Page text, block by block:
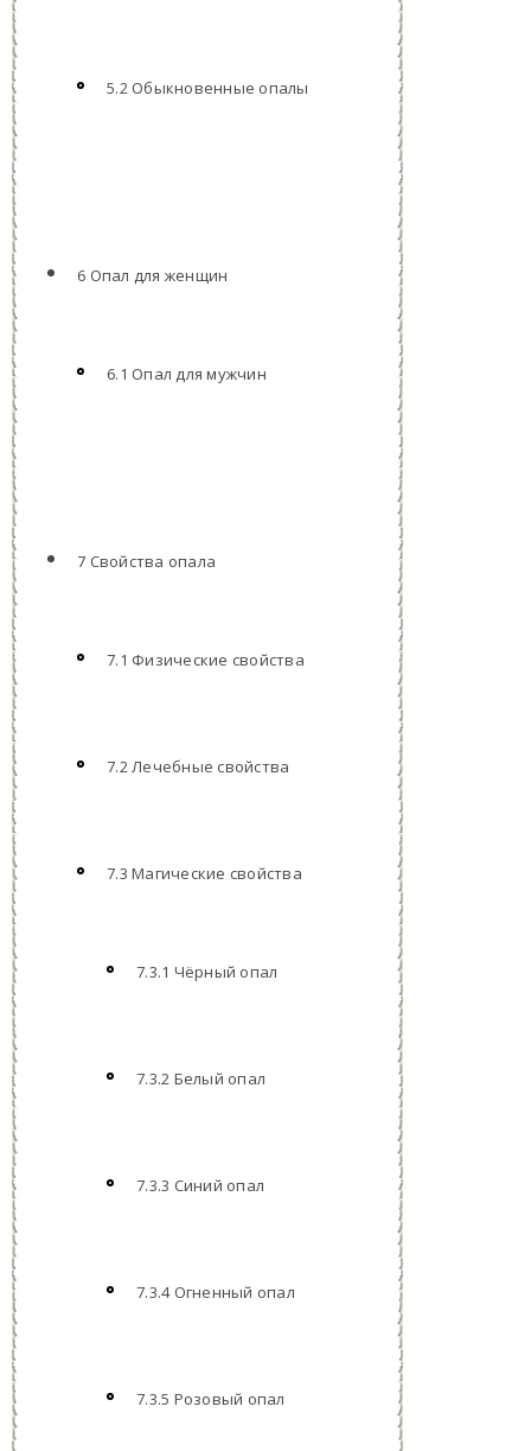
5.2 Обыкновенные опалы
6 Опал для женщин
6.1 Опал для мужчин
7 Свойства опала
7.1 Физические свойства
7.2 Лечебные свойства
7.3 Магические свойства
7.3.1 Чёрный опал
7.3.2 Белый опал
7.3.3 Синий опал
7.3.4 Огненный опал
7.3.5 Розовый опал